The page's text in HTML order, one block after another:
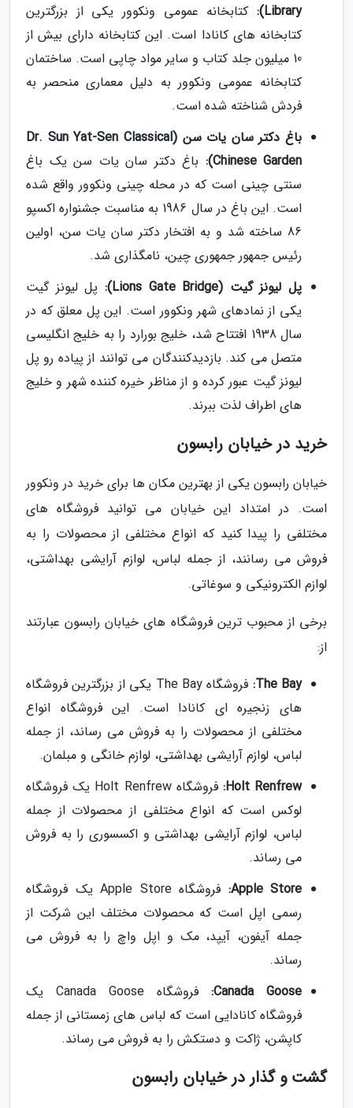
Library):
کتابخانه عمومی ونکوور یکی از بزرگترین
کتابخانه های کانادا است. این کتابخانه دارای بیش از
10 میلیون جلد کتاب و سایر مواد چاپی است. ساختمان
کتابخانه عمومی ونکوور به دلیل معماری منحصر به
فردش شناخته شده است.
باغ دکتر سان یات سن (Dr. Sun Yat-Sen Classical
Chinese Garden):
باغ دکتر سان یات سن یک باغ
سنتی چینی است که در محله چینی ونکوور واقع شده
است. این باغ در سال 1986 به مناسبت جشنواره اکسپو
86 ساخته شد و به افتخار دکتر سان یات سن، اولین
رئیس جمهور جمهوری چین، نامگذاری شد.
پل لیونز گیت (Lions Gate Bridge):
پل لیونز گیت
یکی از نمادهای شهر ونکوور است. این پل معلق که در
سال 1938 افتتاح شد، خلیج بورارد را به خلیج انگلیسی
متصل می کند. بازدیدکنندگان می توانند از پیاده رو پل
لیونز گیت عبور کرده و از مناظر خیره کننده شهر و خلیج
های اطراف لذت ببرند.
خرید در خیابان رابسون
خیابان رابسون یکی از بهترین مکان ها برای خرید در ونکوور
است. در امتداد این خیابان می توانید فروشگاه های
مختلفی را پیدا کنید که انواع مختلفی از محصولات را به
فروش می رسانند، از جمله لباس، لوازم آرایشی بهداشتی،
لوازم الکترونیکی و سوغاتی.
برخی از محبوب ترین فروشگاه های خیابان رابسون عبارتند
از:
The Bay:
فروشگاه The Bay یکی از بزرگترین فروشگاه
های زنجیره ای کانادا است. این فروشگاه انواع
مختلفی از محصولات را به فروش می رساند، از جمله
لباس، لوازم آرایشی بهداشتی، لوازم خانگی و مبلمان.
Holt Renfrew:
فروشگاه Holt Renfrew یک فروشگاه
لوکس است که انواع مختلفی از محصولات از جمله
لباس، لوازم آرایشی بهداشتی و اکسسوری را به فروش
می رساند.
Apple Store:
فروشگاه Apple Store یک فروشگاه
رسمی اپل است که محصولات مختلف این شرکت از
جمله آیفون، آیپد، مک و اپل واچ را به فروش می
رساند.
Canada Goose:
فروشگاه Canada Goose یک
فروشگاه کانادایی است که لباس های زمستانی از جمله
کاپشن، ژاکت و دستکش را به فروش می رساند.
گشت و گذار در خیابان رابسون